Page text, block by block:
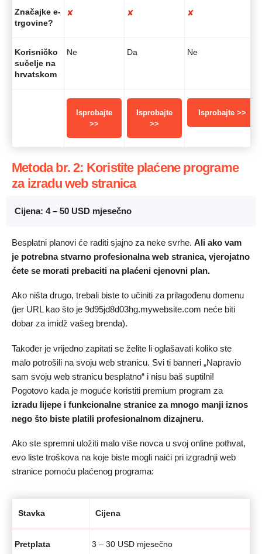
Značajke e-
trgovine?
✘ ✘ ✘
Korisničko
sučelje na
hrvatskom
Ne Da Ne
Isprobajte
>>
Isprobajte
>>
Isprobajte >>
Metoda br. 2: Koristite plaćene programe
za izradu web stranica
Cijena: 4 – 50 USD mjesečno
Besplatni planovi će raditi sjajno za neke svrhe. Ali ako vam
je potrebna stvarno profesionalna web stranica, vjerojatno
ćete se morati prebaciti na plaćeni cjenovni plan.
Ako ništa drugo, trebali biste to učiniti za prilagođenu domenu
(jer URL kao što je 9d95jd8d03hg.mywebsite.com neće biti
dobar za imidž vašeg brenda).
Također je vrijedno zapitati se želite li oglašavati koliko ste
malo potrošili na svoju web stranicu. Svi ti banneri „Napravio
sam svoju web stranicu besplatno“ i nisu baš suptilni!
Pogotovo kada je moguće koristiti premium program za
izradu lijepe i funkcionalne stranice za mnogo manji iznos
nego što biste platili profesionalnom dizajneru.
Ako ste spremni uložiti malo više novca u svoj online pothvat,
evo liste troškova na koje biste mogli naići pri izgradnji web
stranice pomoću plaćenog programa:
Stavka Cijena
Pretplata 3 – 30 USD mjesečno